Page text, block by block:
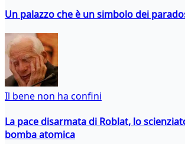
Un palazzo che è un simbolo dei
Il bene non ha confini
La pace disarmata di Roblat, lo
bomba atomica